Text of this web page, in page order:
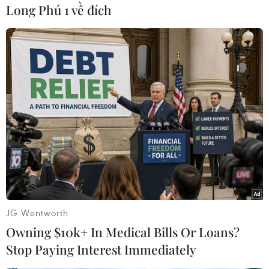
của Manchester United trở nên chắc chắn.
Trong khi đó, Arsenal trong hoàn cảnh bị dẫn
trước hai bàn và đối mặt với mộtmùa giải trắng
tay đã dồn toàn lực lên tấn công và cũng tạo ra
được khá nhiềucác tình huống sóng gió về phía
khung thành Manchester United. Tuy nhiên,
trongmột ngày thiếu may mắn và không có
được sự chuẩn xác cần thiết, các "Pháo thủ"đã
không thể ghi nổi bàn thắng nào và đành phải
chấp nhận nhìn đối thủ giành vévào vòng bán
kết FA Cup.
Với kết quả này, Arsenal đã liên tiếp đón nhận
những thất bại chỉ trong mộtkhoảng thời gian
ngắn và lúc này, họ chỉ còn một mục tiêu duy
Long Phú 1 về đích
JG Wentworth
Owning $10k+ In Medical Bills Or Loans?
Stop Paying Interest Immediately